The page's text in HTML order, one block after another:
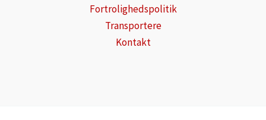
Fortrolighedspolitik
Transportere
Kontakt